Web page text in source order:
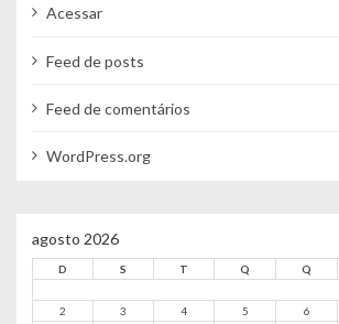
Acessar
Feed de posts
Feed de comentários
WordPress.org
agosto 2026
D S T Q Q
2
3 4 5 6